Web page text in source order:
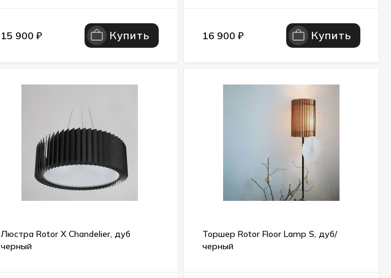
15 900 ₽ Купить 16 900 ₽ Купить
Люстра Rotor X Chandelier, дуб
черный
Торшер Rotor Floor Lamp S, дуб/
черный